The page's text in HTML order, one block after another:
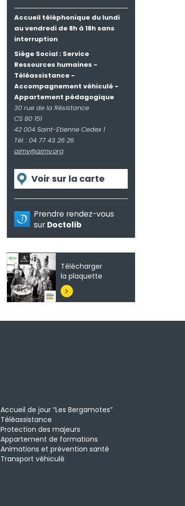
Accueil téléphonique du lundi
au vendredi de 8h à 18h sans
interruption
Siège Social : Service
Ressources humaines -
Téléassistance -
Accompagnement véhiculé -
Appartement pédagogique
30 rue de la Résistance
CS 80 151
42 004 Saint-Etienne Cedex 1
Tél. : 04 77 43 26 26
aimv@aimv.org
Voir sur la carte
Prendre rendez-vous
sur Doctolib
Télécharger
la plaquette

Accueil de jour “Les Bergamotes”
Téléassistance
Protection des majeurs
Appartement de formations
Animations et prévention santé
Transport véhiculé